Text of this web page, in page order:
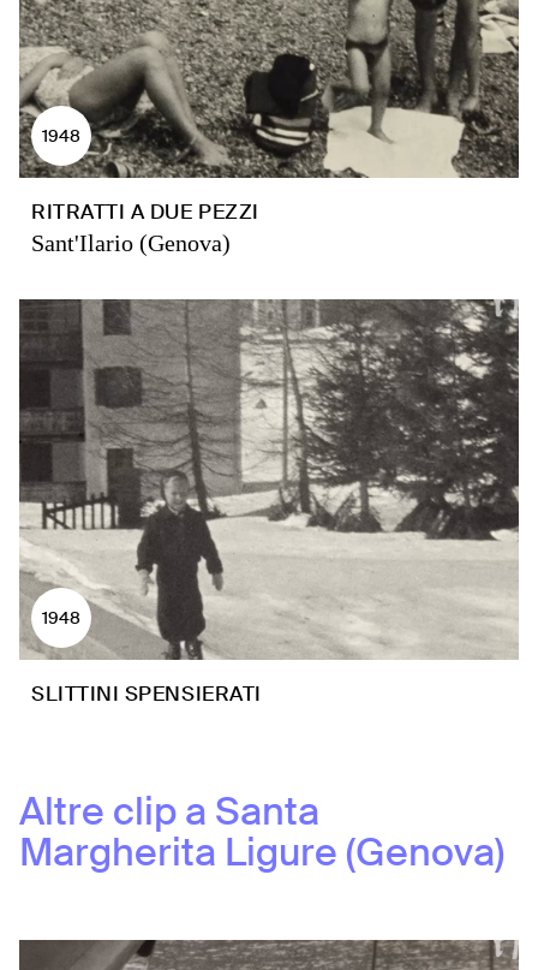
1948
RITRATTI A DUE PEZZI
Sant'Ilario (Genova)
1948
SLITTINI SPENSIERATI
Altre clip a Santa
Margherita Ligure (Genova)